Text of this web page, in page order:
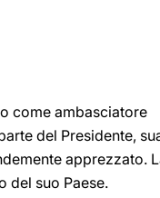
come ambasciatore
del Presidente,
apprezzato.
del suo Paese.